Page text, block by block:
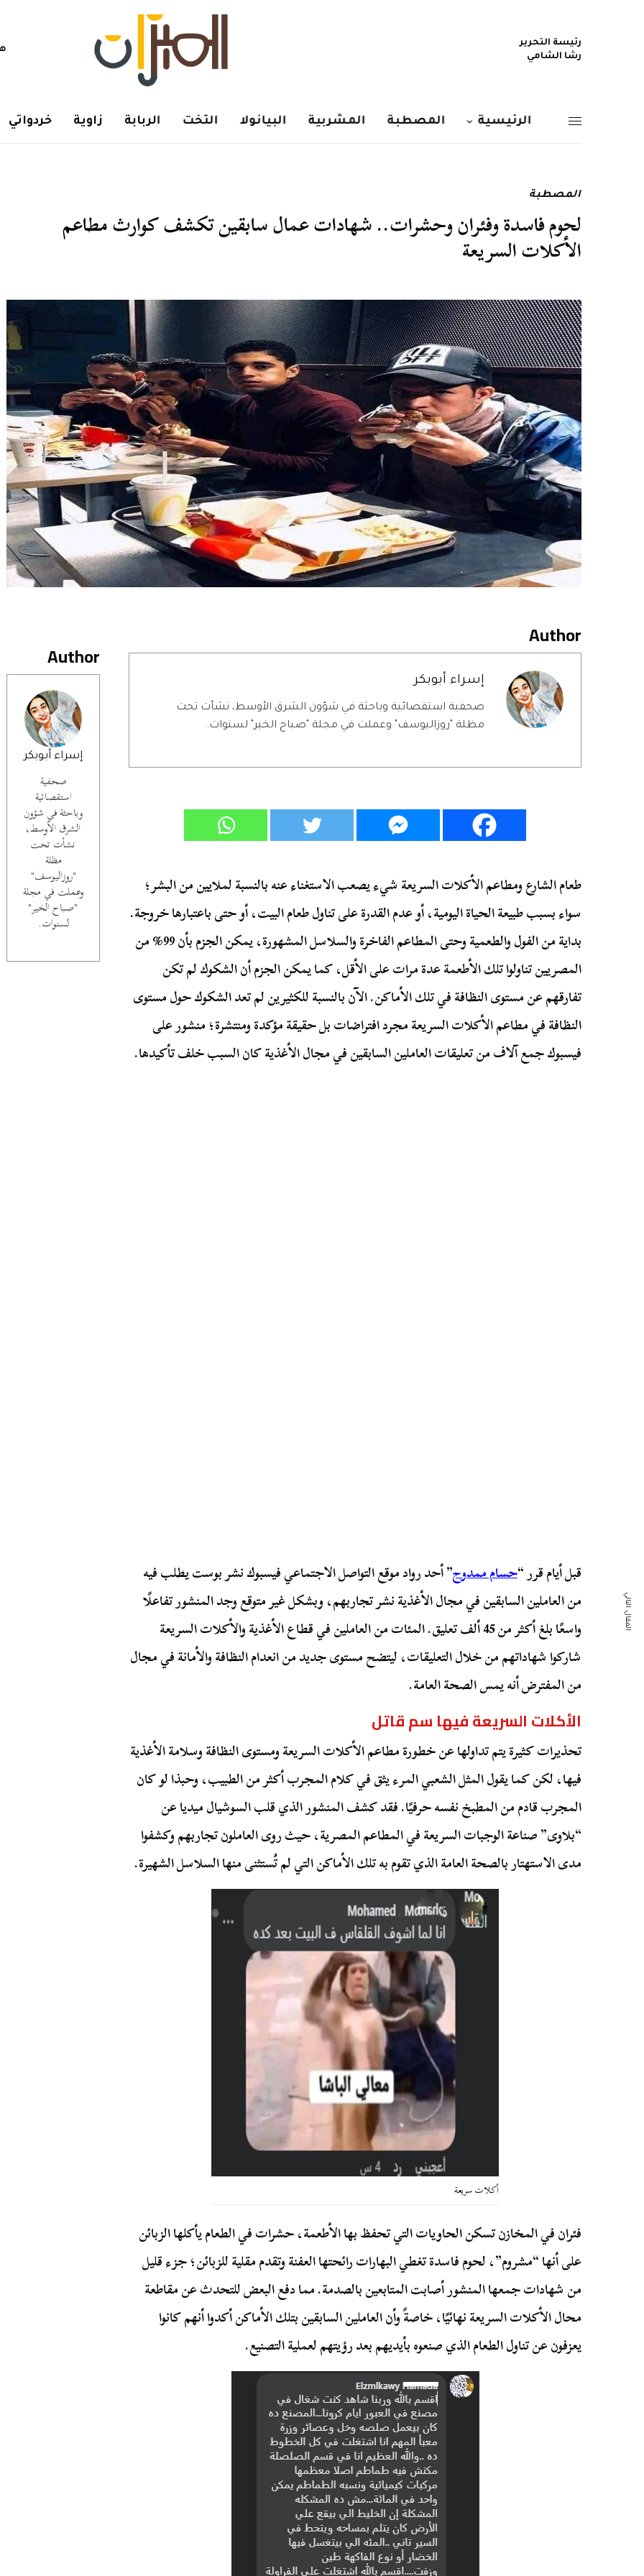
رئيسة التحرير
رشا الشامي
الرئيسية المصطبة المشربية البيانولا التخت الربابة زاوية خردواتي
المصطبة
لحوم فاسدة وفئران وحشرات.. شهادات عمال سابقين تكشف كوارث مطاعم
الأكلات السريعة
Author
إسراء أبوبكر
صحفية
استقصائية
وباحثة في شؤون
الشرق الأوسط،
نشأت تحت
مظلة
"روزاليوسف"
وعملت في مجلة
"صباح الخير"
لسنوات.
Author
إسراء أبوبكر
صحفية استقصائية وباحثة في شؤون الشرق الأوسط، نشأت تحت
مظلة "روزاليوسف" وعملت في مجلة "صباح الخير" لسنوات.
طعام الشارع ومطاعم الأكلات السريعة شيء يصعب الاستغناء عنه بالنسبة لملايين من البشر؛
سواء بسبب طبيعة الحياة اليومية، أو عدم القدرة على تناول طعام البيت، أو حتى باعتبارها خروجة.
بداية من الفول والطعمية وحتى المطاعم الفاخرة والسلاسل المشهورة، يمكن الجزم بأن 99% من
المصريين تناولوا تلك الأطعمة عدة مرات على الأقل، كما يمكن الجزم أن الشكوك لم تكن
تفارقهم عن مستوى النظافة في تلك الأماكن. الآن بالنسبة للكثيرين لم تعد الشكوك حول مستوى
النظافة في مطاعم الأكلات السريعة مجرد افتراضات بل حقيقة مؤكدة ومنتشرة؛ منشور على
فيسبوك جمع آلاف من تعليقات العاملين السابقين في مجال الأغذية كان السبب خلف تأكيدها.
قبل أيام قرر “حسام ممدوح” أحد رواد موقع التواصل الاجتماعي فيسبوك نشر بوست يطلب فيه
من العاملين السابقين في مجال الأغذية نشر تجاربهم، وبشكل غير متوقع وجد المنشور تفاعلًا
واسعًا بلغ أكثر من 45 ألف تعليق. المئات من العاملين في قطاع الأغذية والأكلات السريعة
شاركوا شهاداتهم من خلال التعليقات، ليتضح مستوى جديد من انعدام النظافة والأمانة في مجال
من المفترض أنه يمس الصحة العامة.
الأكلات السريعة فيها سم قاتل
تحذيرات كثيرة يتم تداولها عن خطورة مطاعم الأكلات السريعة ومستوى النظافة وسلامة الأغذية
فيها، لكن كما يقول المثل الشعبي المرء يثق في كلام المجرب أكثر من الطبيب، وحبذا لو كان
المجرب قادم من المطبخ نفسه حرفيًا. فقد كشف المنشور الذي قلب السوشيال ميديا عن
“بلاوى” صناعة الوجبات السريعة في المطاعم المصرية، حيث روى العاملون تجاربهم وكشفوا
مدى الاستهتار بالصحة العامة الذي تقوم به تلك الأماكن التي لم تُستثنى منها السلاسل الشهيرة.
أكلات سريعة
فئران في المخازن تسكن الحاويات التي تحفظ بها الأطعمة، حشرات في الطعام يأكلها الزبائن
على أنها “مشروم”، لحوم فاسدة تغطي البهارات رائحتها العفنة وتقدم مقلية للزبائن؛ جزء قليل
من شهادات جمعها المنشور أصابت المتابعين بالصدمة. مما دفع البعض للتحدث عن مقاطعة
محال الأكلات السريعة نهائيًا، خاصةً وأن العاملين السابقين بتلك الأماكن أكدوا أنهم كانوا
يعزفون عن تناول الطعام الذي صنعوه بأيديهم بعد رؤيتهم لعملية التصنيع.
المقال التالي